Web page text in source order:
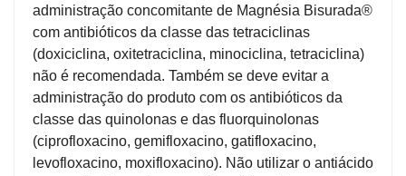
ATENDIMENTO
LOCALIZAÇÃO
administração concomitante de Magnésia Bisurada®
com antibióticos da classe das tetraciclinas
(doxiciclina, oxitetraciclina, minociclina, tetraciclina)
não é recomendada. Também se deve evitar a
administração do produto com os antibióticos da
classe das quinolonas e das fluorquinolonas
(ciprofloxacino, gemifloxacino, gatifloxacino,
levofloxacino, moxifloxacino). Não utilizar o antiácido